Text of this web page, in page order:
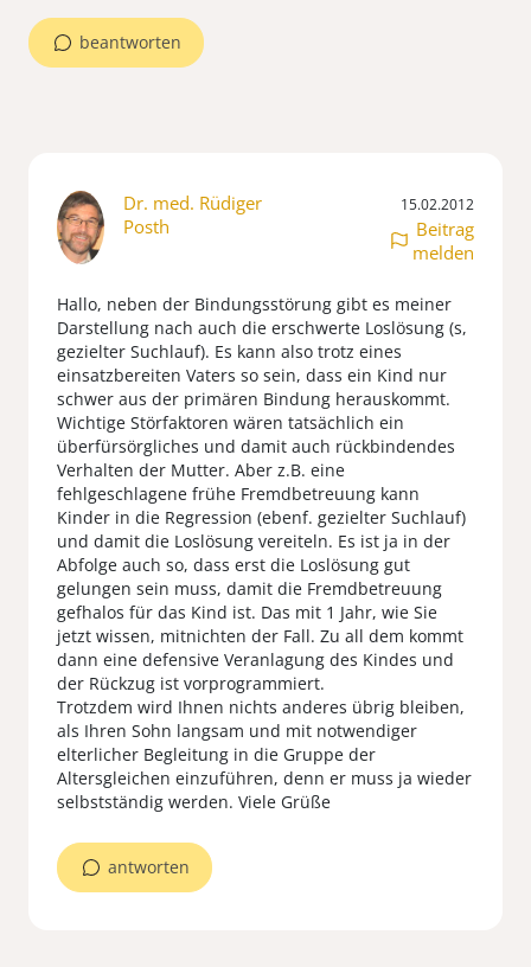
beantworten
Dr. med. Rüdiger
Posth
15.02.2012
Beitrag
melden
Hallo, neben der Bindungsstörung gibt es meiner
Darstellung nach auch die erschwerte Loslösung (s,
gezielter Suchlauf). Es kann also trotz eines
einsatzbereiten Vaters so sein, dass ein Kind nur
schwer aus der primären Bindung herauskommt.
Wichtige Störfaktoren wären tatsächlich ein
überfürsörgliches und damit auch rückbindendes
Verhalten der Mutter. Aber z.B. eine
fehlgeschlagene frühe Fremdbetreuung kann
Kinder in die Regression (ebenf. gezielter Suchlauf)
und damit die Loslösung vereiteln. Es ist ja in der
Abfolge auch so, dass erst die Loslösung gut
gelungen sein muss, damit die Fremdbetreuung
gefhalos für das Kind ist. Das mit 1 Jahr, wie Sie
jetzt wissen, mitnichten der Fall. Zu all dem kommt
dann eine defensive Veranlagung des Kindes und
der Rückzug ist vorprogrammiert.
Trotzdem wird Ihnen nichts anderes übrig bleiben,
als Ihren Sohn langsam und mit notwendiger
elterlicher Begleitung in die Gruppe der
Altersgleichen einzuführen, denn er muss ja wieder
selbstständig werden. Viele Grüße
antworten